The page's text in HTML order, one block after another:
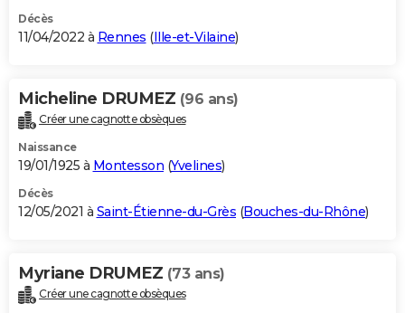
Décès
11/04/2022 à Rennes (Ille-et-Vilaine)
Micheline DRUMEZ (96 ans)
Créer une cagnotte obsèques
Naissance
19/01/1925 à Montesson (Yvelines)
Décès
12/05/2021 à Saint-Étienne-du-Grès (Bouches-du-Rhône)
Myriane DRUMEZ (73 ans)
Créer une cagnotte obsèques